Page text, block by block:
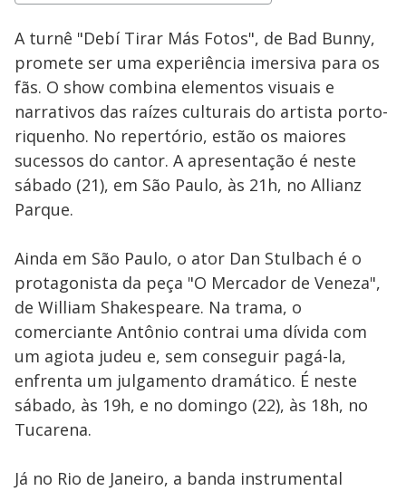
A turnê "Debí Tirar Más Fotos", de Bad Bunny,
promete ser uma experiência imersiva para os
fãs. O show combina elementos visuais e
narrativos das raízes culturais do artista porto-
riquenho. No repertório, estão os maiores
sucessos do cantor. A apresentação é neste
sábado (21), em São Paulo, às 21h, no Allianz
Parque.
Ainda em São Paulo, o ator Dan Stulbach é o
protagonista da peça "O Mercador de Veneza",
de William Shakespeare. Na trama, o
comerciante Antônio contrai uma dívida com
um agiota judeu e, sem conseguir pagá-la,
enfrenta um julgamento dramático. É neste
sábado, às 19h, e no domingo (22), às 18h, no
Tucarena.
Já no Rio de Janeiro, a banda instrumental